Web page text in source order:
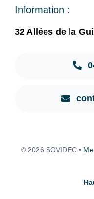
Information :
32 Allées de la
© 2026 SOVIDEC •